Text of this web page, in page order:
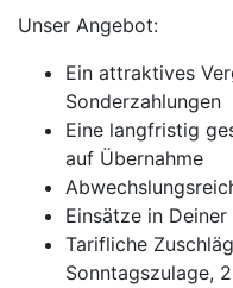
Unser Angebot:
Ein attraktives
Sonderzahlungen
Eine langfristig
auf Übernahme
Einsätze in Deiner
Tarifliche
Sonntagszulage,